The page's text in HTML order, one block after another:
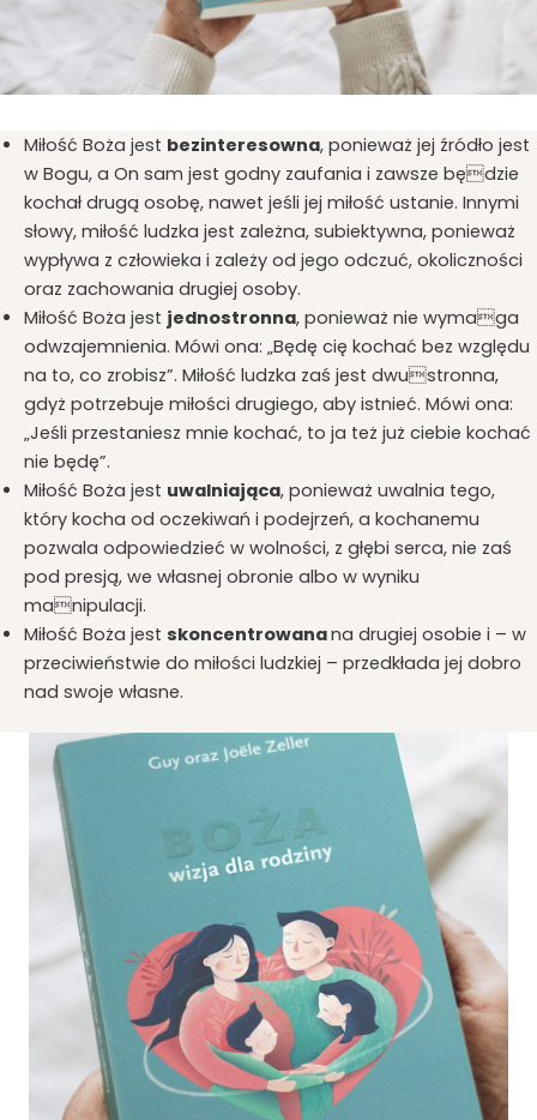
Miłość Boża jest bezinteresowna, ponieważ jej źródło jest
w Bogu, a On sam jest godny zaufania i zawsze będzie
kochał drugą osobę, nawet jeśli jej miłość ustanie. Innymi
słowy, miłość ludzka jest zależna, subiektywna, ponieważ
wypływa z człowieka i zależy od jego odczuć, okoliczności
oraz zachowania drugiej osoby.
Miłość Boża jest jednostronna, ponieważ nie wymaga
odwzajemnienia. Mówi ona: „Będę cię kochać bez względu
na to, co zrobisz”. Miłość ludzka zaś jest dwustronna,
gdyż potrzebuje miłości drugiego, aby istnieć. Mówi ona:
„Jeśli przestaniesz mnie kochać, to ja też już ciebie kochać
nie będę”.
Miłość Boża jest uwalniająca, ponieważ uwalnia tego,
który kocha od oczekiwań i podejrzeń, a kochanemu
pozwala odpowiedzieć w wolności, z głębi serca, nie zaś
pod presją, we własnej obronie albo w wyniku
manipulacji.
Miłość Boża jest skoncentrowanana drugiej osobie i – w
przeciwieństwie do miłości ludzkiej – przedkłada jej dobro
nad swoje własne.